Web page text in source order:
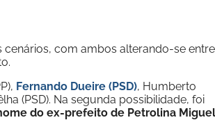
cenários, com ambos alterando-se entre
Fernando Dueire (PSD), Humberto
(PSD). Na segunda possibilidade, foi
do ex-prefeito de Petrolina Miguel